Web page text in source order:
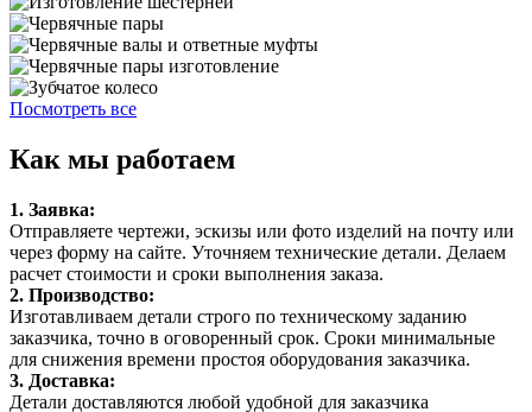
Посмотреть все
Как мы работаем
1. Заявка:
Отправляете чертежи, эскизы или фото изделий на почту или
через форму на сайте. Уточняем технические детали. Делаем
расчет стоимости и сроки выполнения заказа.
2. Производство:
Изготавливаем детали строго по техническому заданию
заказчика, точно в оговоренный срок. Сроки минимальные
для снижения времени простоя оборудования заказчика.
3. Доставка:
Детали доставляются любой удобной для заказчика